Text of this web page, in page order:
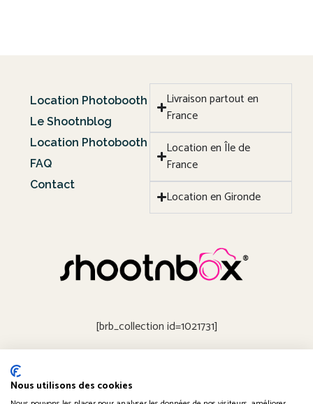
Location Photobooth
Le Shootnblog
Location Photobooth
FAQ
Contact
Livraison partout en
France
Location en Île de
France
Location en Gironde
[brb_collection id=1021731]
Obtenir un devis
Nous utilisons des cookies